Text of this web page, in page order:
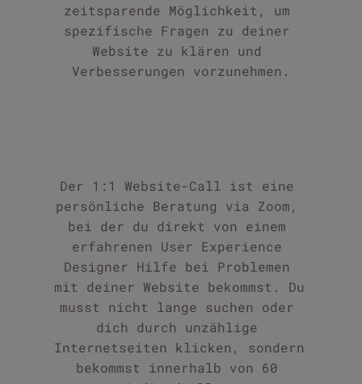
zeitsparende Möglichkeit, um
spezifische Fragen zu deiner
Website zu klären und
Verbesserungen vorzunehmen.
Der 1:1 Website-Call ist eine
persönliche Beratung via Zoom,
bei der du direkt von einem
erfahrenen User Experience
Designer Hilfe bei Problemen
mit deiner Website bekommst. Du
musst nicht lange suchen oder
dich durch unzählige
Internetseiten klicken, sondern
bekommst innerhalb von 60